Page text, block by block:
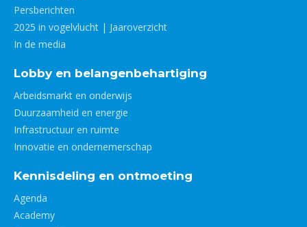
Persberichten
2025 in vogelvlucht | Jaaroverzicht
In de media
Lobby en belangenbehartiging
Arbeidsmarkt en onderwijs
Duurzaamheid en energie
Infrastructuur en ruimte
Innovatie en ondernemerschap
Kennisdeling en ontmoeting
Agenda
Academy